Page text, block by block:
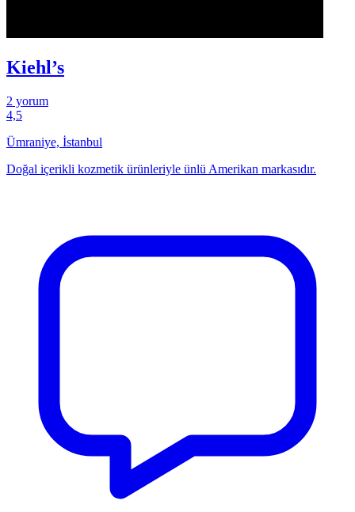
Kiehl’s
2 yorum
4,5
Ümraniye, İstanbul
Doğal içerikli kozmetik ürünleriyle ünlü Amerikan markasıdır.